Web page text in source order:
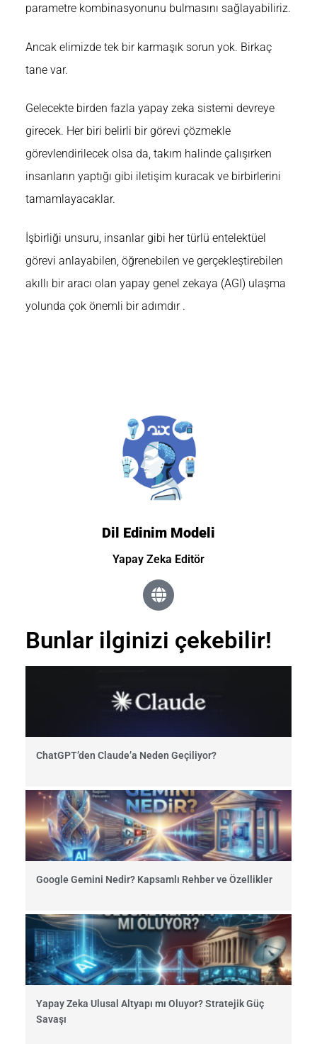
parametre kombinasyonunu bulmasını sağlayabiliriz.
Ancak elimizde tek bir karmaşık sorun yok. Birkaç
tane var.
Gelecekte birden fazla yapay zeka sistemi devreye
girecek. Her biri belirli bir görevi çözmekle
görevlendirilecek olsa da, takım halinde çalışırken
insanların yaptığı gibi iletişim kuracak ve birbirlerini
tamamlayacaklar.
İşbirliği unsuru, insanlar gibi her türlü entelektüel
görevi anlayabilen, öğrenebilen ve gerçekleştirebilen
akıllı bir aracı olan yapay genel zekaya (AGI) ulaşma
yolunda çok önemli bir adımdır .
Dil Edinim Modeli
Yapay Zeka Editör
Bunlar ilginizi çekebilir!
ChatGPT’den Claude’a Neden Geçiliyor?
Google Gemini Nedir? Kapsamlı Rehber ve Özellikler
Yapay Zeka Ulusal Altyapı mı Oluyor? Stratejik Güç
Savaşı